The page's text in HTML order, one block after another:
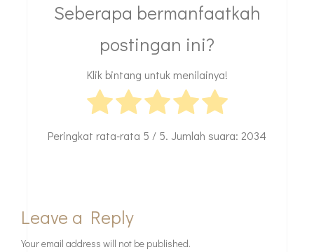
Seberapa bermanfaatkah
postingan ini?
Klik bintang untuk menilainya!
Peringkat rata-rata 5 / 5. Jumlah suara: 2034
Leave a Reply
Your email address will not be published.